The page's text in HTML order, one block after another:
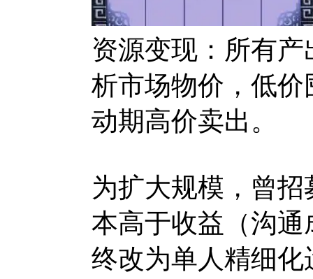
资源变现：所有
析市场物价，低
动期高价卖出。
为扩大规模，曾
本高于收益（沟
终改为单人精细